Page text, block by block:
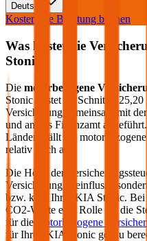
Deutsch
Kostenlose Beratung buchen
Was kostet die
Stonic
Die motorbezogene
Stonic kostet im Schnitt € 25,20
Versicherung gemeinsam mit
und an das Finanzamt
Ländern fällt die
relativ hoch aus.
Die Höhe der
Versicherung beeinflusst,
bzw. kW) Ihres
KIA Stonic. Bei
CO2-Werte eine Rolle für die
für die
motorbezogene
für Ihren
KIA Stonic genau